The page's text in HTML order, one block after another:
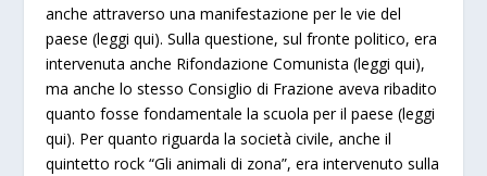
anche attraverso una manifestazione per le vie del
paese (leggi qui). Sulla questione, sul fronte politico, era
intervenuta anche Rifondazione Comunista (leggi qui),
ma anche lo stesso Consiglio di Frazione aveva ribadito
quanto fosse fondamentale la scuola per il paese (leggi
qui). Per quanto riguarda la società civile, anche il
quintetto rock “Gli animali di zona”, era intervenuto sulla